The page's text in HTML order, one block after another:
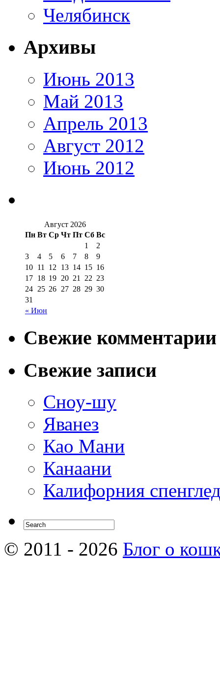
Челябинск
Архивы
Июнь 2013
Май 2013
Апрель 2013
Август 2012
Июнь 2012
Август 2026
Пн Вт Ср Чт Пт Сб Вс
« Июн
1
2
3
4 5 6 7 8
9
10 11 12 13 14 15 16
17 18 19 20 21 22 23
24 25 26 27 28 29 30
31
Свежие комментарии
Свежие записи
Сноу-шу
Яванез
Као Мани
Канаани
Калифорния
© 2011 - 2026 Блог о